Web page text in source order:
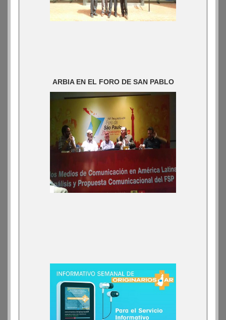
ARBIA EN EL FORO DE SAN PABLO